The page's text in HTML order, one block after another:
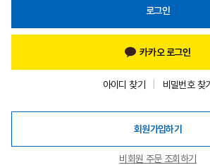
로그인
카카오 로그인
아이디 찾기 비밀번호 찾기
회원가입하기
비회원 주문 조회하기